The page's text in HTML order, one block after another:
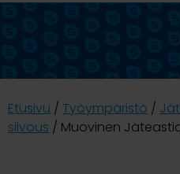
Etusivu / Työympäristö /
siivous / Muovinen